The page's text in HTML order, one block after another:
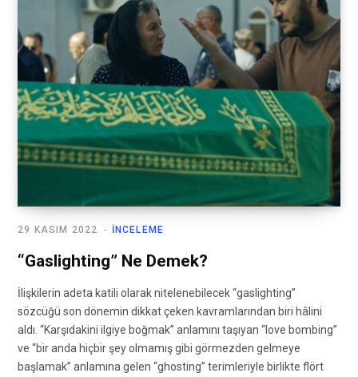
İNCELEME
29 KASIM 2022
“Gaslighting” Ne Demek?
İlişkilerin adeta katili olarak nitelenebilecek “gaslighting”
sözcüğü son dönemin dikkat çeken kavramlarından biri hâlini
aldı. “Karşıdakini ilgiye boğmak” anlamını taşıyan “love bombing”
ve “bir anda hiçbir şey olmamış gibi görmezden gelmeye
başlamak” anlamına gelen “ghosting” terimleriyle birlikte flört